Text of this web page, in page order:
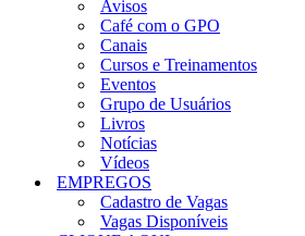
Avisos
Café com o GPO
Canais
Cursos e Treinamentos
Eventos
Grupo de Usuários
Livros
Notícias
Vídeos
EMPREGOS
Cadastro de Vagas
Vagas Disponíveis